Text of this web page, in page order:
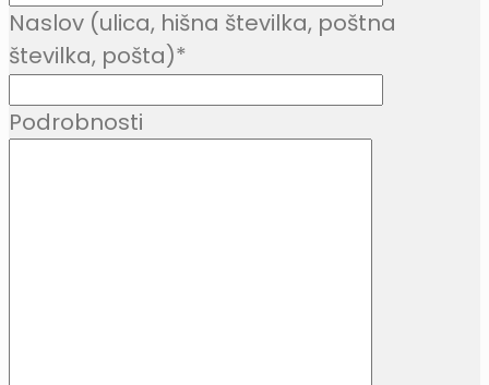
Naslov (ulica, hišna številka, poštna
številka, pošta)*
Podrobnosti